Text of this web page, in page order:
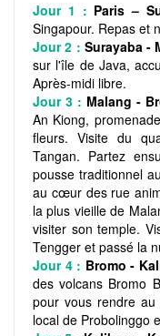
Jour 1 : Paris –
Singapour. Repas et
Jour 2 : Surayaba -
sur l'île de Java,
Après-midi libre.
Jour 3 : Malang -
An Kiong,
fleurs. Visite du
Tangan. Partez
pousse traditionnel
au cœur des rue
la plus vieille de
visiter son temple.
Tengger et passé la
Jour 4 : Bromo -
des volcans Bromo
pour vous rendre
local de Probolinggo